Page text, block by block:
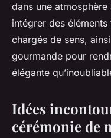
Côme •30 septembre
dans une
intégrer des
chargés de sens,
gourmande pour
élégante
Idées
cérémonie de